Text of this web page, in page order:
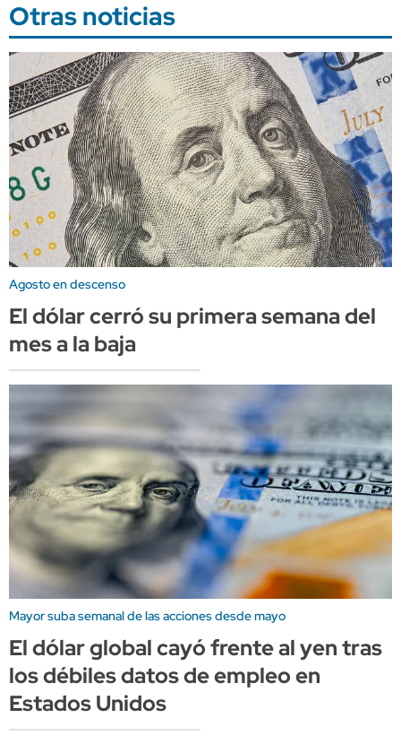
Otras noticias
Agosto en descenso
El dólar cerró su primera semana del
mes a la baja
Mayor suba semanal de las acciones desde mayo
El dólar global cayó frente al yen tras
los débiles datos de empleo en
Estados Unidos